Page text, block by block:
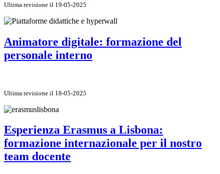
Ultima revisione il 19-05-2025
Animatore digitale: formazione del
personale interno
Ultima revisione il 18-05-2025
Esperienza Erasmus a Lisbona:
formazione internazionale per il nostro
team docente